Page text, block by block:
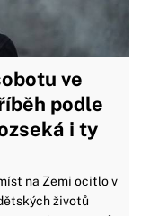
ve
podle
i ty
na Zemi ocitlo v
životů